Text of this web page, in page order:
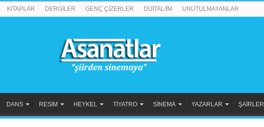
KİTAPLAR DERGİLER GENÇ ÇİZERLER DİJİTAL/İM UNUTULMAYANLAR
DANS RESİM HEYKEL TİYATRO SİNEMA YAZARLAR ŞAİRLER